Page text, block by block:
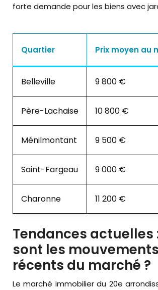
forte demande pour les biens avec
Quartier Prix moyen au
Belleville 9 800 €
Père-Lachaise 10 800 €
Ménilmontant 9 500 €
Saint-Fargeau 9 000 €
Charonne 11 200 €
Tendances actuelles
sont les mouvements
récents du marché ?
Le marché immobilier du 20e